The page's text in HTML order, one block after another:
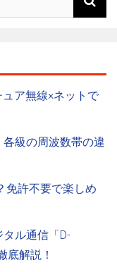
ュア無線×ネットで
級の周波数帯の違
免許不要で楽しめ
タル通信「D-
底解説！